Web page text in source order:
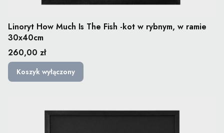
Linoryt How Much Is The Fish -kot w rybnym, w ramie
30x40cm
Cena
260,00 zł
Koszyk wyłączony